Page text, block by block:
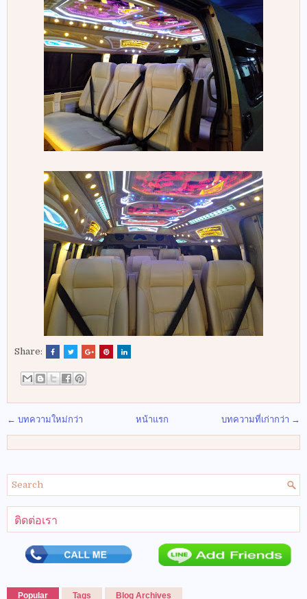
Share:
← บทความใหม่กว่า บทความที่เก่ากว่า →
หน้าแรก
ติดต่อเรา
Popular Tags Blog Archives